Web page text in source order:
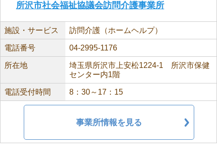
所沢市社会福祉協議会訪問介護事業所
施設・サービス 訪問介護（ホームヘルプ）
電話番号 04-2995-1176
所在地
埼玉県所沢市上安松1224-1 所沢市保健
センター内1階
電話受付時間 8：30～17：15
事業所情報を見る